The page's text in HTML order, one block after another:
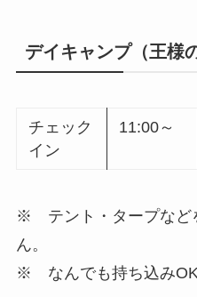
デイキャンプ（王様
チェック
イン
11:00～
※ テント・タープなど
ん。
※ なんでも持ち込み